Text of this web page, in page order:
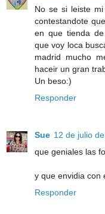
No se si leiste
contestandote
en que tienda
que voy loca
madrid mucho
haceir un gran
Un beso:)
Responder
Sue 12 de julio
que geniales las
y que envidia con
Responder